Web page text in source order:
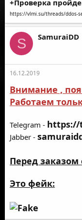
+Проверка
https://vlmi.su/threads/ddos-
S SamuraiDD
16.12.2019
Внимание ,
Работаем
Telegram - https://
Jabber -
Перед заказом
Это фейк: